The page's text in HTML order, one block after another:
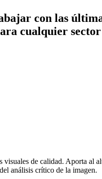
con las
cualquier
de calidad. Aporta al
análisis crítico de la imagen.